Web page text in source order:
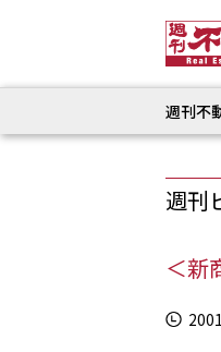
週刊不
週刊
＜新